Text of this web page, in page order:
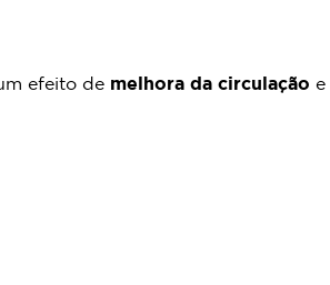
efeito de melhora da circulação e